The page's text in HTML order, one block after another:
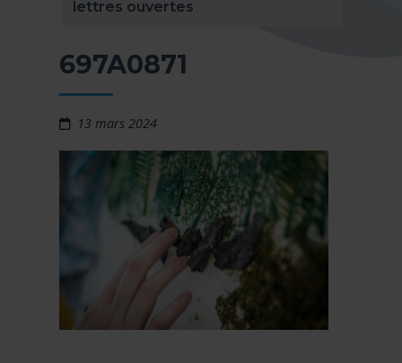
lettres ouvertes
697A0871
13 mars 2024